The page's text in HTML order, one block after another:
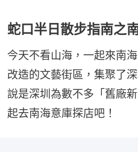
蛇口半日散步指南之
今天不看山海，一起來南
改造的文藝街區，集聚了
說是深圳為數不多「舊廠
起去南海意庫探店吧！